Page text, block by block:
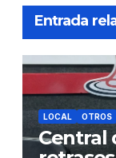
Entrada
LOCAL OTROS
Central